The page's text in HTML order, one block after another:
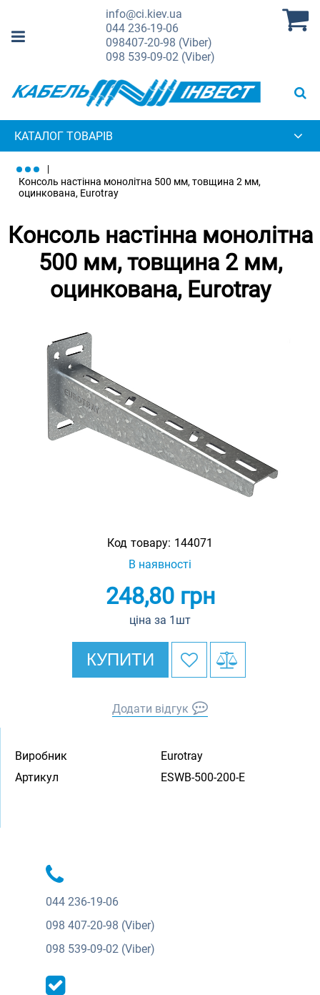
info@ci.kiev.ua
044236-19-06
098407-20-98 (Viber)
098 539-09-02 (Viber)
КАТАЛОГ ТОВАРІВ
Консоль настінна монолітна 500 мм, товщина 2 мм,
оцинкована, Eurotray
Консоль настінна монолітна
500 мм, товщина 2 мм,
оцинкована, Eurotray
Код товару: 144071
В наявності
248,80грн
ціна за 1шт
КУПИТИ
Додати відгук
Виробник
Eurotray
Артикул
ESWB-500-200-E
044 236-19-06
098 407-20-98 (Viber)
098 539-09-02 (Viber)